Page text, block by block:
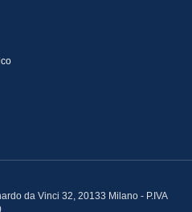
da Vinci 32, 20133 Milano - P.IVA